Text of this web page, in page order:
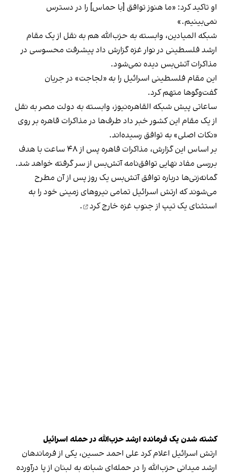
او تاکید کرد: «ما هنوز توافق [با حماس] را در دسترس
نمی‌بینیم.»
شبکه المیادین، وابسته به حزب‌الله هم به نقل از یک مقام
ارشد فلسطینی در نوار غزه گزارش داد پیشرفت محسوسی در
مذاکرات آتش‌بس دیده نمی‌شود.
این مقام فلسطینی اسرائیل را به «لجاجت» در جریان
گفت‌وگوها متهم کرد.
ساعاتی پیش شبکه القاهره‌نیوز، وابسته به دولت مصر به نقل
از یک مقام این کشور خبر داد طرف‌ها در مذاکرات قاهره بر روی
«نکات اصلی» به توافق رسیده‌اند.
بر اساس این گزارش، مذاکرات قاهره پس از ۴۸ ساعت با هدف
بررسی مفاد نهایی توافق‌نامه آتش‌بس از سر گرفته خواهد شد.
گمانه‌زنی‌ها درباره توافق آتش‌بس یک روز پس از آن مطرح
می‌شوند که ارتش اسرائیل تمامی نیروهای زمینی خود را به
استثنای یک تیپ از جنوب غزه خارج کرد .
کشته شدن یک فرمانده ارشد حزب‌الله در حمله اسرائیل
ارتش اسرائیل اعلام کرد علی احمد حسین، یکی از فرماندهان
ارشد میدانی حزب‌الله را در حمله‌ای شبانه به لبنان از پا درآورده